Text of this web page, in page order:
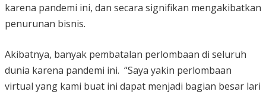
karena pandemi ini, dan secara signifikan mengakibatkan
penurunan bisnis.
Akibatnya, banyak pembatalan perlombaan di seluruh
dunia karena pandemi ini. “Saya yakin perlombaan
virtual yang kami buat ini dapat menjadi bagian besar lari